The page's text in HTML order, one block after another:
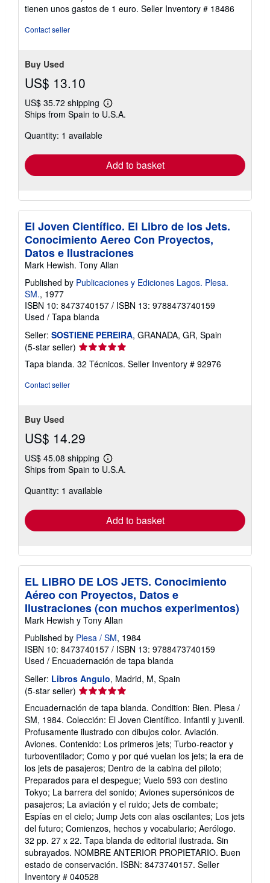
tienen unos gastos de 1 euro. Seller Inventory # 18486
Contact seller
Buy Used
US$ 13.10
US$ 35.72 shipping
Learn
more
Ships from Spain to U.S.A.
Quantity: 1 available
Add to basket
El Joven Científico. El Libro de los Jets.
Conocimiento Aereo Con Proyectos,
Datos e Ilustraciones
Mark Hewish. Tony Allan
Published by Publicaciones y Ediciones Lagos. Plesa.
SM., 1977
ISBN 10: 8473740157 / ISBN 13: 9788473740159
Used / Tapa blanda
Seller: SOSTIENE PEREIRA, GRANADA, GR, Spain
(5-star seller) Seller
rating
5
Tapa blanda. 32 Técnicos. Seller Inventory # 92976
Contact seller
Buy Used
US$ 14.29
US$ 45.08 shipping
Learn
more
Ships from Spain to U.S.A.
Quantity: 1 available
Add to basket
EL LIBRO DE LOS JETS. Conocimiento
Aéreo con Proyectos, Datos e
Ilustraciones (con muchos experimentos)
Mark Hewish y Tony Allan
Published by Plesa / SM, 1984
ISBN 10: 8473740157 / ISBN 13: 9788473740159
Used / Encuadernación de tapa blanda
Seller: Libros Angulo, Madrid, M, Spain
(5-star seller) Seller
rating
5
out
of
5
stars
Encuadernación de tapa blanda. Condition: Bien. Plesa /
SM, 1984. Colección: El Joven Científico. Infantil y juvenil.
Profusamente ilustrado con dibujos color. Aviación.
Aviones. Contenido: Los primeros jets; Turbo-reactor y
turboventilador; Como y por qué vuelan los jets; la era de
los jets de pasajeros; Dentro de la cabina del piloto;
Preparados para el despegue; Vuelo 593 con destino
Tokyo; La barrera del sonido; Aviones supersónicos de
pasajeros; La aviación y el ruido; Jets de combate;
Espías en el cielo; Jump Jets con alas oscilantes; Los jets
del futuro; Comienzos, hechos y vocabulario; Aerólogo.
32 pp. 27 x 22. Tapa blanda de editorial ilustrada. Sin
subrayados. NOMBRE ANTERIOR PROPIETARIO. Buen
estado de conservación. ISBN: 8473740157. Seller
Inventory # 040528